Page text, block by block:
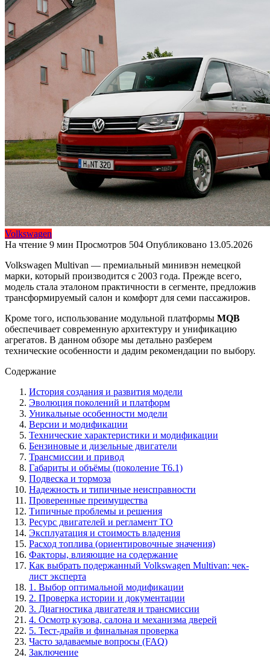
Volkswagen
На чтение 9 мин Просмотров 504 Опубликовано 13.05.2026
Volkswagen Multivan — премиальный минивэн немецкой
марки, который производится с 2003 года. Прежде всего,
модель стала эталоном практичности в сегменте, предложив
трансформируемый салон и комфорт для семи пассажиров.
Кроме того, использование модульной платформы MQB
обеспечивает современную архитектуру и унификацию
агрегатов. В данном обзоре мы детально разберем
технические особенности и дадим рекомендации по выбору.
Содержание
История создания и развития модели
Эволюция поколений и платформ
Уникальные особенности модели
Версии и модификации
Технические характеристики и модификации
Бензиновые и дизельные двигатели
Трансмиссии и привод
Габариты и объёмы (поколение T6.1)
Подвеска и тормоза
Надежность и типичные неисправности
Проверенные преимущества
Типичные проблемы и решения
Ресурс двигателей и регламент ТО
Эксплуатация и стоимость владения
Расход топлива (ориентировочные значения)
Факторы, влияющие на содержание
Как выбрать подержанный Volkswagen Multivan: чек-
лист эксперта
1. Выбор оптимальной модификации
2. Проверка истории и документации
3. Диагностика двигателя и трансмиссии
4. Осмотр кузова, салона и механизма дверей
5. Тест-драйв и финальная проверка
Часто задаваемые вопросы (FAQ)
Заключение